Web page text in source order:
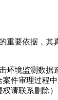
要依据，
境监测数
件审理过程
请联系删除）